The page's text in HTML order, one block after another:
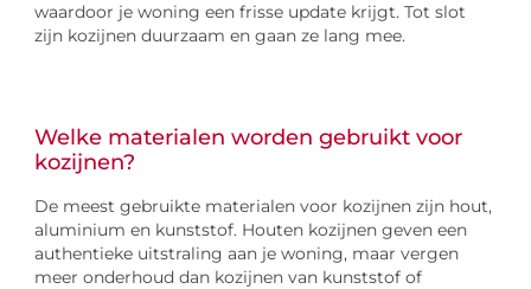
waardoor je woning een frisse update krijgt. Tot slot
zijn kozijnen duurzaam en gaan ze lang mee.
Welke materialen worden gebruikt voor
kozijnen?
De meest gebruikte materialen voor kozijnen zijn hout,
aluminium en kunststof. Houten kozijnen geven een
authentieke uitstraling aan je woning, maar vergen
meer onderhoud dan kozijnen van kunststof of